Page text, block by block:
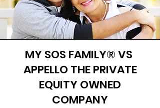
MY SOS FAMILY® VS
APPELLO THE PRIVATE
EQUITY OWNED
COMPANY